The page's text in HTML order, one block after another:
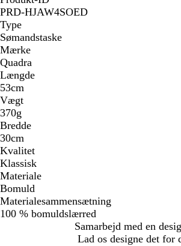
PRD-HJAW4SOED
Type
Sømandstaske
Mærke
Quadra
Længde
53cm
Vægt
370g
Bredde
30cm
Kvalitet
Klassisk
Materiale
Bomuld
Materialesammensætning
100 % bomuldslærred
Samarbejd med en
Lad os designe det for